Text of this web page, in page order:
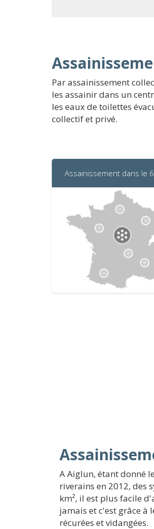
Par assainissement
les assainir dans un
les eaux de toilettes
collectif et privé.
Assainissement dans le
A Aiglun, étant donné
riverains en 2012, des
km², il est plus facile
jamais et c'est grâce à
récurées et vidangées.